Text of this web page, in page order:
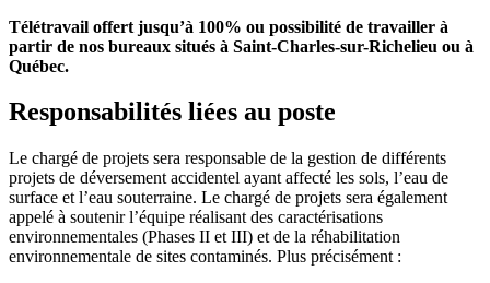
Télétravail offert jusqu’à 100% ou possibilité de travailler à
partir de nos bureaux situés à Saint-Charles-sur-Richelieu ou à
Québec.
Responsabilités liées au poste
Le chargé de projets sera responsable de la gestion de différents
projets de déversement accidentel ayant affecté les sols, l’eau de
surface et l’eau souterraine. Le chargé de projets sera également
appelé à soutenir l’équipe réalisant des caractérisations
environnementales (Phases II et III) et de la réhabilitation
environnementale de sites contaminés. Plus précisément :